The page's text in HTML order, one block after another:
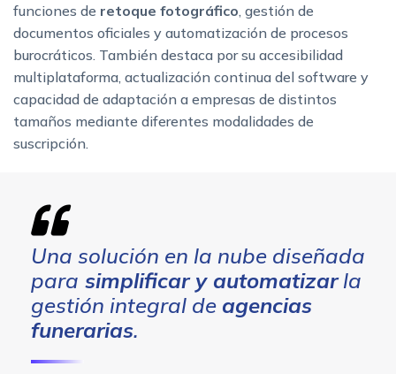
funciones de retoque fotográfico , gestión de
documentos oficiales y automatización de procesos
burocráticos. También destaca por su accesibilidad
multiplataforma, actualización continua del software y
capacidad de adaptación a empresas de distintos
tamaños mediante diferentes modalidades de
suscripción.
Una solución en la nube diseñada
para simplificar y automatizarla
gestión integral de agencias
funerarias.